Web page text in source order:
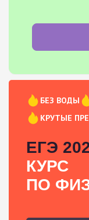
БЕЗ ВОДЫ
КРУТЫЕ
ЕГЭ
КУРС
ПО